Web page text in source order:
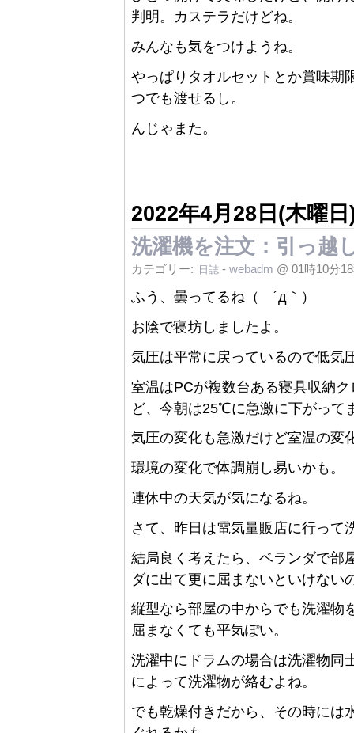
判明。カステラだけどね。
みんなも気をつけようね。
やっぱりタオルセットとか賞味期
つでも渡せるし。
んじゃまた。
2022年4月28日(木曜日
洗濯機を注文：引っ越
カテゴリー: 日誌 - webadm @ 01時10分
ふう、曇ってるね（ ´д｀）
お陰で寝坊しましたよ。
気圧は平常に戻っているので低気
室温はPCが複数台ある寝具収納
ど、今朝は25℃に急激に下がって
気圧の変化も急激だけど室温の変
環境の変化で体調崩し易いかも。
連休中の天気が気になるね。
さて、昨日は電気量販店に行って
結局良く考えたら、ベランダで部
ダに出て更に屈まないといけない
縦型なら部屋の中からでも洗濯物
屈まなくても平気ぽい。
洗濯中にドラムの場合は洗濯物同
によって洗濯物が絡むよね。
でも乾燥付きだから、その時には